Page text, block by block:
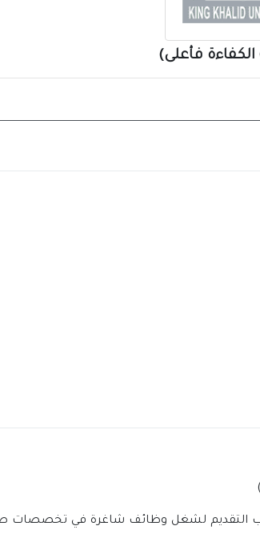
فأعلى)
التقديم لشغل وظائف شاغرة في تخصصات